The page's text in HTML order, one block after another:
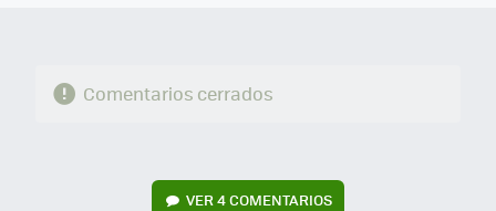
Comentarios cerrados
VER 4 COMENTARIOS